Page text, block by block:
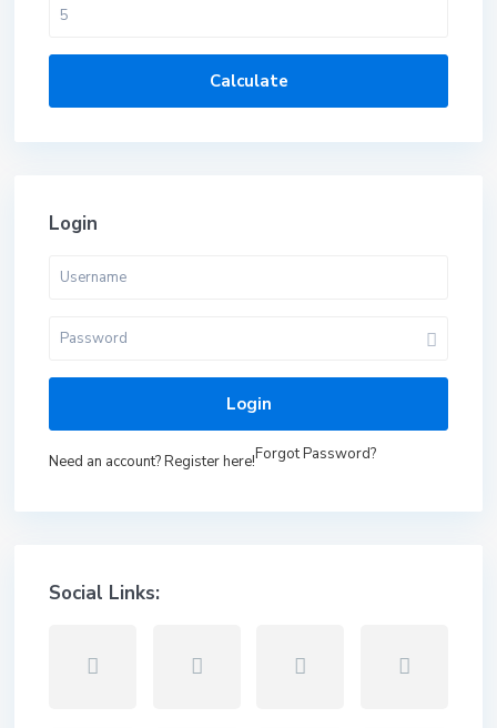
Calculate
Login
Login
Need an account? Register here!Forgot Password?
Social Links: